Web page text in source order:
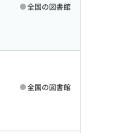
全国の図書館
全国の図書館